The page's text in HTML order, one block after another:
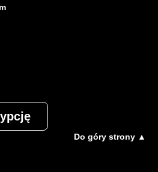
Do góry strony ▲